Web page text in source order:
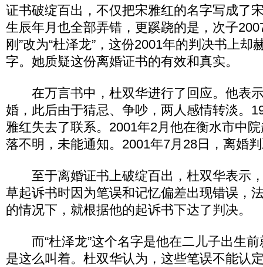
证书破绽百出，不仅把宋雅红的名字写成了
生辰年月也全部弄错，更蹊跷的是，次子
刚”改为“杜泽龙”，这份2001年的判决书上却
字。她质疑这份离婚证书的有效和真实。
在万言书中，杜双华进行了回应。他表
婚，此后由于猜忌、争吵，两人感情转淡。
雅红失去了联系。2001年2月他在衡水市中
落不明，未能通知。2001年7月28日，离婚
至于离婚证书上破绽百出，杜双华表示
草起诉书时因为笔误和记忆偏差出现错误，
的情况下，就根据他的起诉书下达了判决。
而“杜泽龙”这个名字是他在二儿子出生前
是这么叫着。杜双华认为，这些笔误不能认